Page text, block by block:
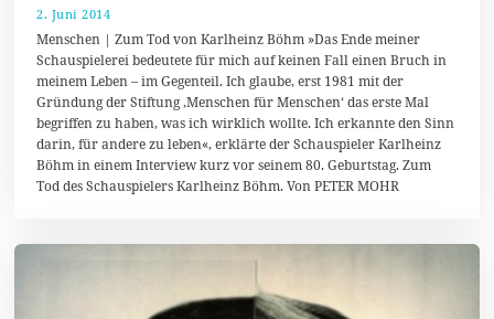
2. Juni 2014
2
J
u
n
2
0
1
4
Menschen | Zum Tod von Karlheinz Böhm »Das Ende meiner
Schauspielerei bedeutete für mich auf keinen Fall einen Bruch in
meinem Leben – im Gegenteil. Ich glaube, erst 1981 mit der
Gründung der Stiftung ,Menschen für Menschen‘ das erste Mal
begriffen zu haben, was ich wirklich wollte. Ich erkannte den Sinn
darin, für andere zu leben«, erklärte der Schauspieler Karlheinz
Böhm in einem Interview kurz vor seinem 80. Geburtstag. Zum
Tod des Schauspielers Karlheinz Böhm. Von PETER MOHR